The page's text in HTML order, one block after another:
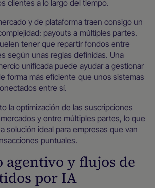
clientes a lo largo del tiempo.
y de plataforma traen consigo un
payouts a múltiples partes.
tener que repartir fondos entre
según unas reglas definidas. Una
unificada puede ayudar a gestionar
forma más eficiente que unos sistemas
entre sí.
la optimización de las suscripciones
y entre múltiples partes, lo que
solución ideal para empresas que van
puntuales.
agentivo y flujos de
por IA